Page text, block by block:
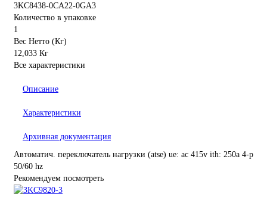
3KC8438-0CA22-0GA3
Количество в упаковке
1
Вес Нетто (Кг)
12,033 Кг
Все характеристики
Описание
Характеристики
Архивная документация
Автоматич. переключатель нагрузки (atse) ue: ac 415v ith: 250a 4-p
50/60 hz
Рекомендуем посмотреть